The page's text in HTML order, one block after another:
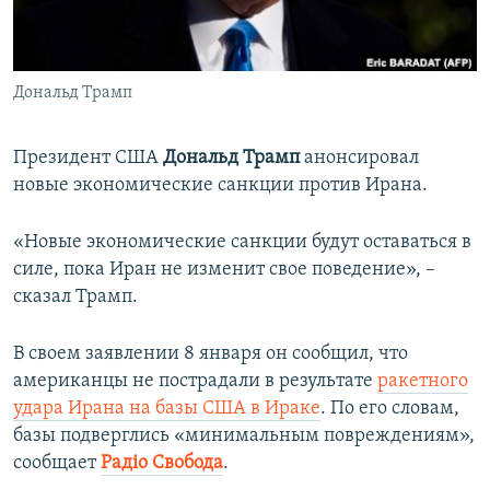
ПОБЕДИТЕЛЕЙ НЕ СУДЯТ?
ELIFBE
Все сайты RFE/RL
Дональд Трамп
Президент США Дональд Трампанонсировал
новые экономические санкции против Ирана.
«Новые экономические санкции будут оставаться в
силе, пока Иран не изменит свое поведение», –
сказал Трамп.
В своем заявлении 8 января он сообщил, что
американцы не пострадали в результате ракетного
удара Ирана на базы США в Ираке. По его словам,
базы подверглись «минимальным повреждениям»,
сообщаетРадіо Свобода.